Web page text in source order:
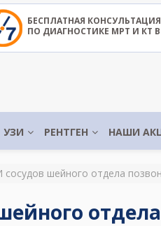
БЕСПЛАТНАЯ КОНСУЛЬТАЦИЯ
ПО ДИАГНОСТИКЕ МРТ И КТ
УЗИ РЕНТГЕН НАШИ
сосудов шейного отдела